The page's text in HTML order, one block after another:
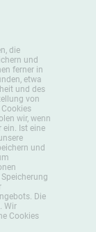
die
und
ferner in
etwa
und des
von
wir, wenn
Ist eine
und
Die
Wir
Cookies